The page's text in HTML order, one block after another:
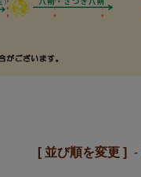
[ 並び順を変更 ] -